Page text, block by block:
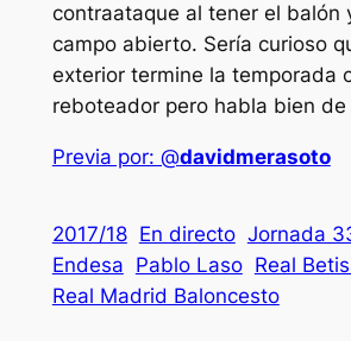
contraataque al tener el balón
campo abierto. Sería curioso
exterior termine la temporada
reboteador pero habla bien de
Previa por: @davidmerasoto
2017/18 En directo Jornada
Endesa Pablo Laso Real
Real Madrid Baloncesto